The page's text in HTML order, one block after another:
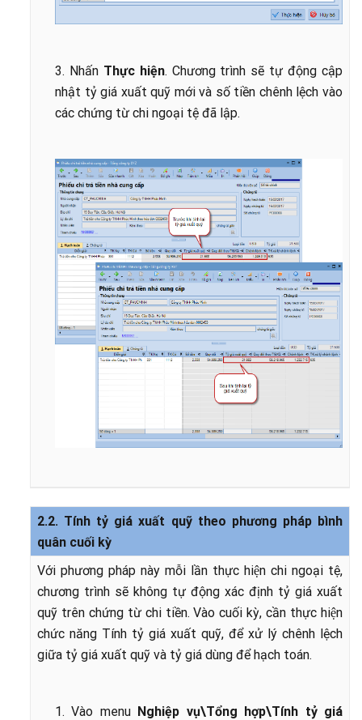
3. Nhấn Thực hiện. Chương trình sẽ tự động cập
nhật tỷ giá xuất quỹ mới và số tiền chênh lệch vào
các chứng từ chi ngoại tệ đã lập.
2.2. Tính tỷ giá xuất quỹ theo phương pháp bình
quân cuối kỳ
Với phương pháp này mỗi lần thực hiện chi ngoại tệ,
chương trình sẽ không tự động xác định tỷ giá xuất
quỹ trên chứng từ chi tiền. Vào cuối kỳ, cần thực hiện
chức năng Tính tỷ giá xuất quỹ, để xử lý chênh lệch
giữa tỷ giá xuất quỹ và tỷ giá dùng để hạch toán.
1. Vào menu Nghiệp vụ\Tổng hợp\Tính tỷ giá